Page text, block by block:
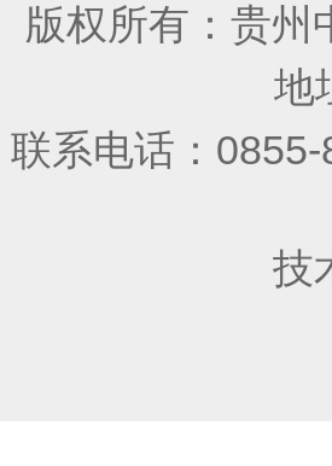
版权所有：贵
地
联系电话：
技